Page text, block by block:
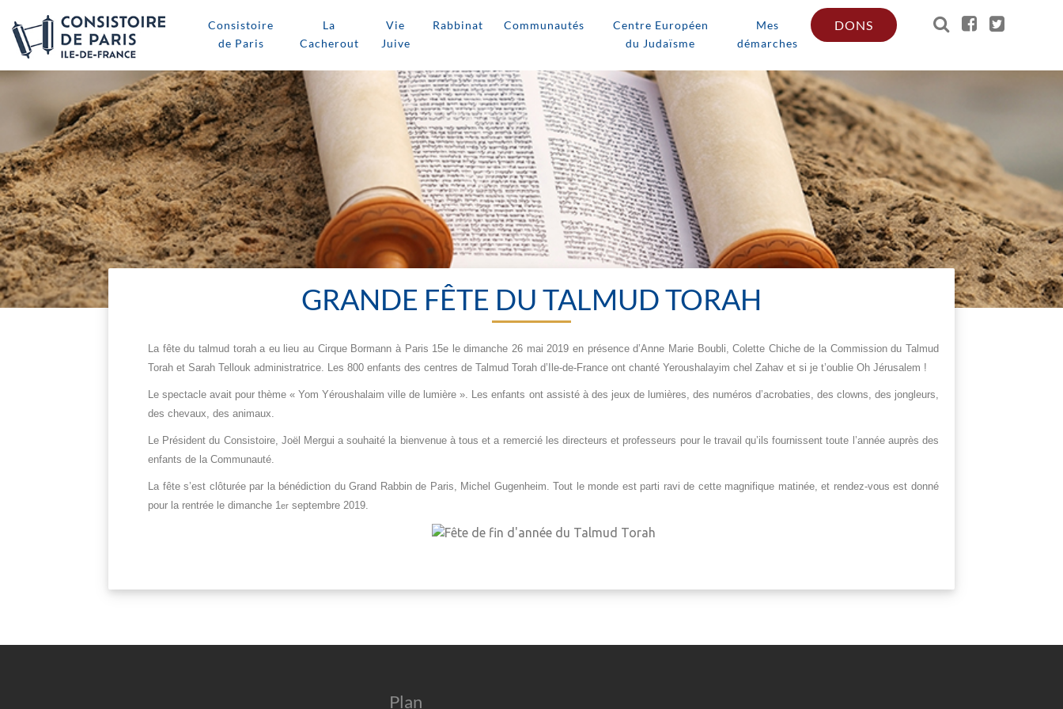
Consistoire
de Paris
La
Cacherout
Vie
Juive
Rabbinat Communautés
Centre Européen
du Judaïsme
Mes
démarches
DONS
GRANDE FÊTE DU TALMUD TORAH
La fête du talmud torah a eu lieu au Cirque Bormann à Paris 15e le dimanche 26 mai 2019 en présence d’Anne Marie Boubli, Colette Chiche de la Commission du Talmud
Torah et Sarah Tellouk administratrice. Les 800 enfants des centres de Talmud Torah d’Ile-de-France ont chanté Yeroushalayim chel Zahav et si je t’oublie Oh Jérusalem !
Le spectacle avait pour thème « Yom Yéroushalaim ville de lumière ». Les enfants ont assisté à des jeux de lumières, des numéros d’acrobaties, des clowns, des jongleurs,
des chevaux, des animaux.
Le Président du Consistoire, Joël Mergui a souhaité la bienvenue à tous et a remercié les directeurs et professeurs pour le travail qu’ils fournissent toute l’année auprès des
enfants de la Communauté.
La fête s’est clôturée par la bénédiction du Grand Rabbin de Paris, Michel Gugenheim. Tout le monde est parti ravi de cette magnifique matinée, et rendez-vous est donné
pour la rentrée le dimanche 1er septembre 2019.
Plan